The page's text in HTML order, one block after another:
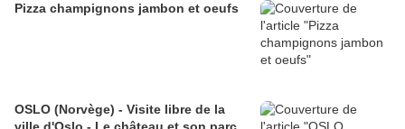
Pizza champignons jambon et oeufs
OSLO (Norvège) - Visite libre de la